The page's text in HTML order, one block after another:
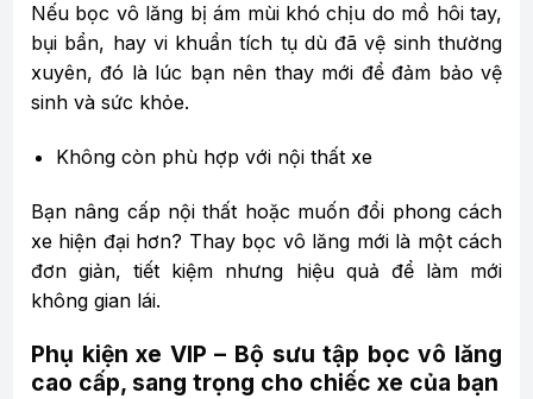
Nếu bọc vô lăng bị ám mùi khó chịu do mồ hôi tay,
bụi bẩn, hay vi khuẩn tích tụ dù đã vệ sinh thường
xuyên, đó là lúc bạn nên thay mới để đảm bảo vệ
sinh và sức khỏe.
Không còn phù hợp với nội thất xe
Bạn nâng cấp nội thất hoặc muốn đổi phong cách
xe hiện đại hơn? Thay bọc vô lăng mới là một cách
đơn giản, tiết kiệm nhưng hiệu quả để làm mới
không gian lái.
Phụ kiện xe VIP – Bộ sưu tập bọc vô lăng
cao cấp, sang trọng cho chiếc xe của bạn